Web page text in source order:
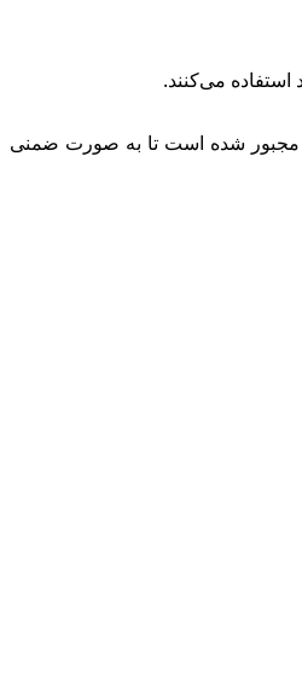
می‌کنند.
مجبور شده است تا به صورت ضمنی